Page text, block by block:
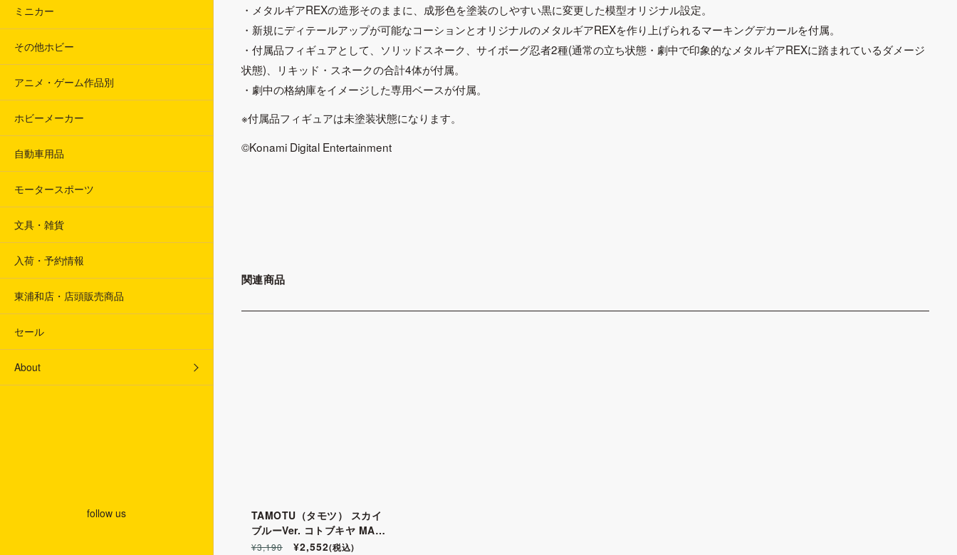
ミニカー
その他ホビー
アニメ・ゲーム作品別
ホビーメーカー
自動車用品
モータースポーツ
文具・雑貨
入荷・予約情報
東浦和店・店頭販売商品
セール
About
follow us
・メタルギアREXの造形そのままに、成形色を塗装のしやすい黒に変更した模型オリジナル設定。
・新規にディテールアップが可能なコーションとオリジナルのメタルギアREXを作り上げられるマーキングデカールを付属。
・付属品フィギュアとして、ソリッドスネーク、サイボーグ忍者2種(通常の立ち状態・劇中で印象的なメタルギアREXに踏まれているダメージ
状態)、リキッド・スネークの合計4体が付属。
・劇中の格納庫をイメージした専用ベースが付属。
※付属品フィギュアは未塗装状態になります。
©Konami Digital Entertainment
関連商品
TAMOTU（タモツ） スカイ
ブルーVer. コトブキヤ MAR
UTTOYS カラーバリエーシ
¥3,190 ¥2,552(税込)